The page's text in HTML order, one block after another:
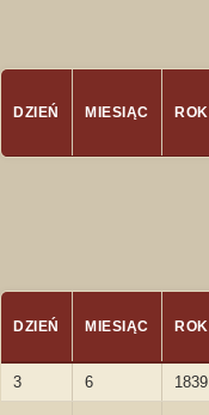
DZIEŃ MIESIĄC ROK
DZIEŃ MIESIĄC ROK
3 6 1839